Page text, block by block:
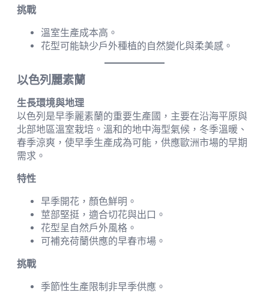
挑戰
溫室生產成本高。
花型可能缺少戶外種植的自然變化與柔美感。
以色列麗素蘭
生長環境與地理
以色列是早季麗素蘭的重要生產國，主要在沿海平原與
北部地區溫室栽培。溫和的地中海型氣候，冬季溫暖、
春季涼爽，使早季生產成為可能，供應歐洲市場的早期
需求。
特性
早季開花，顏色鮮明。
莖部堅挺，適合切花與出口。
花型呈自然戶外風格。
可補充荷蘭供應的早春市場。
挑戰
季節性生產限制非早季供應。